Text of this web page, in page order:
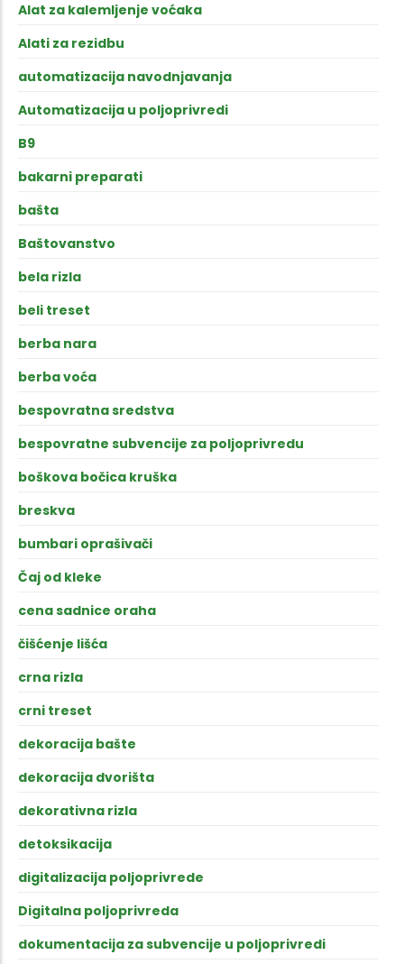
Alat za kalemljenje voćaka
Alati za rezidbu
automatizacija navodnjavanja
Automatizacija u poljoprivredi
B9
bakarni preparati
bašta
Baštovanstvo
bela rizla
beli treset
berba nara
berba voća
bespovratna sredstva
bespovratne subvencije za poljoprivredu
boškova bočica kruška
breskva
bumbari oprašivači
Čaj od kleke
cena sadnice oraha
čišćenje lišća
crna rizla
crni treset
dekoracija bašte
dekoracija dvorišta
dekorativna rizla
detoksikacija
digitalizacija poljoprivrede
Digitalna poljoprivreda
dokumentacija za subvencije u poljoprivredi